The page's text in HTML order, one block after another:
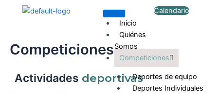
Inicio
Quiénes
Somos
Competiciones
Deportes de equipo
Deportes Individuales
Calendario
Competiciones
Actividades deportivas